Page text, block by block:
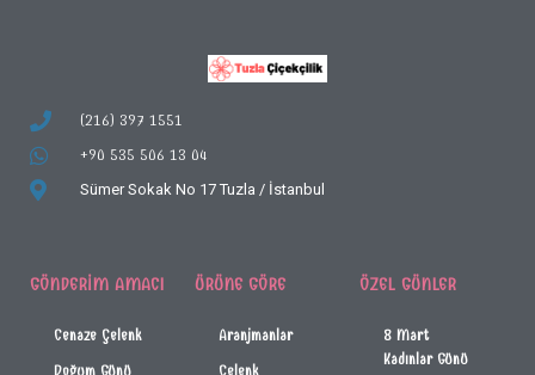
(216) 397 1551
+90 535 506 13 04
Sümer Sokak No 17 Tuzla / İstanbul
GÖNDERIM AMACI
Cenaze Çelenk
Doğum Günü
ÜRÜNE GÖRE
Aranjmanlar
Çelenk
ÖZEL GÜNLER
8 Mart
Kadınlar Günü